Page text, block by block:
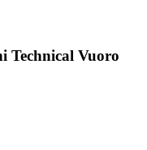
Technical Vuoro